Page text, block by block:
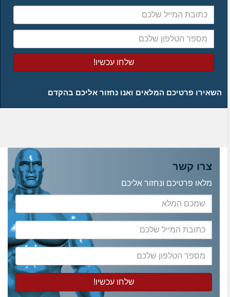
כתובת
המייל
מספר
הטלפון
שלכם
השאירו פרטיכם המלאים ואנו נחזור אליכם בהקדם
צרו קשר
מלאו פרטיכם ונחזור אליכם
שמכם
המלא
כתובת
המייל
שלכם
מספר
הטלפון
שלכם